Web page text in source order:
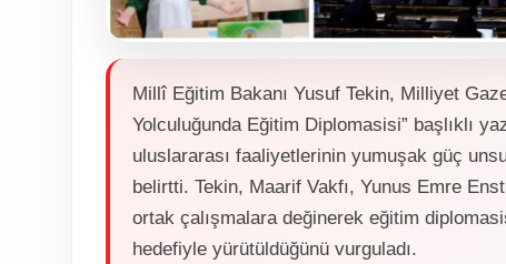
Millî Eğitim Bakanı Yusuf Tekin, Milliyet
Yolculuğunda Eğitim Diplomasisi” başlıklı
uluslararası faaliyetlerinin yumuşak güç
belirtti. Tekin, Maarif Vakfı, Yunus Emre
ortak çalışmalara değinerek eğitim
hedefiyle yürütüldüğünü vurguladı.